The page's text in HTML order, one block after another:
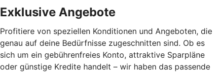
Exklusive Angebote
Profitiere von speziellen Konditionen und Angeboten, die
genau auf deine Bedürfnisse zugeschnitten sind. Ob es
sich um ein gebührenfreies Konto, attraktive Sparpläne
oder günstige Kredite handelt – wir haben das passende